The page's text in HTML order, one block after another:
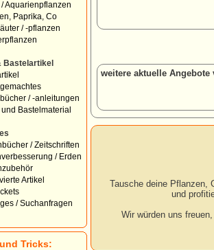
/ Aquarienpflanzen
Paprika, Co
/ -pflanzen
Bastelartikel
/ -anleitungen
und Bastelmaterial
/ Zeitschriften
/ Erden
Artikel
/ Suchanfragen
Tricks:
weitere aktuelle Angebote
Tausche deine Pflanzen,
und
Wir würden uns